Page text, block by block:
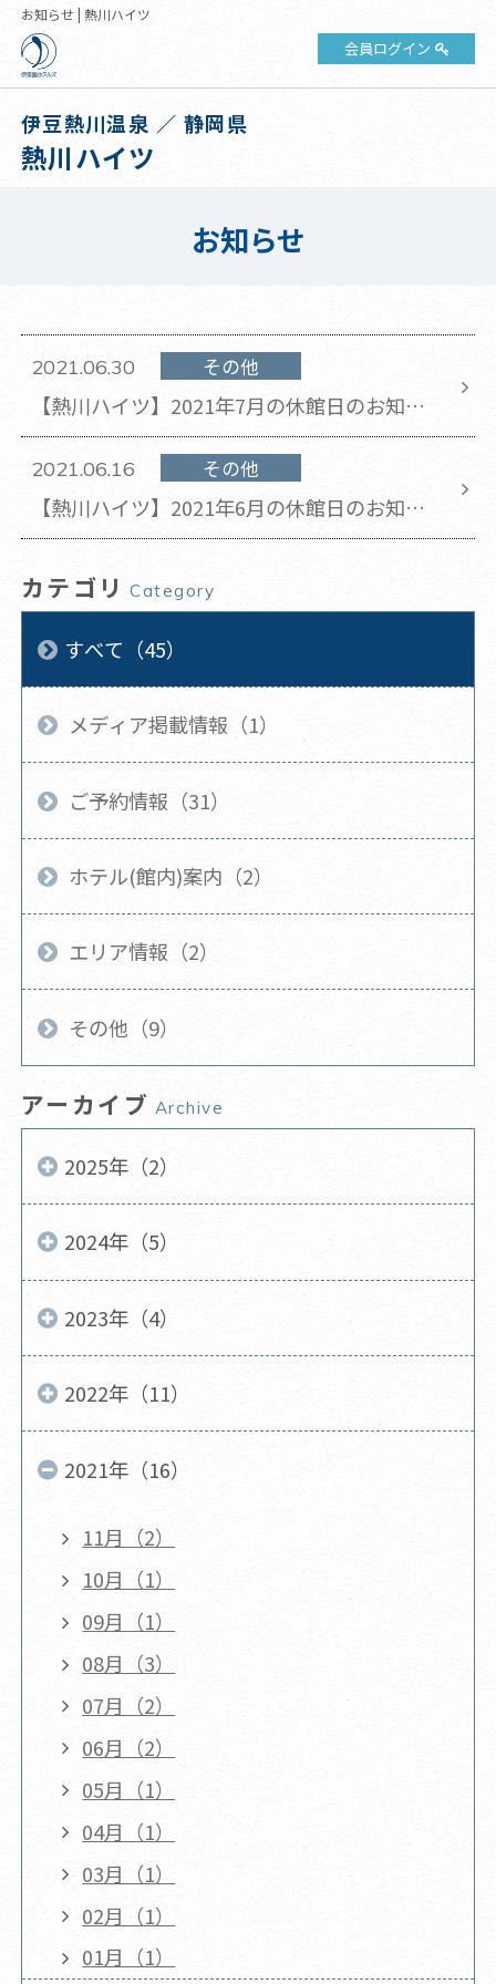
お知らせ | 熱川ハイツ
会員ログイン
伊豆熱川温泉 ／ 静岡県
熱川ハイツ
お知らせ
2021.06.30 その他
【熱川ハイツ】2021年7月の休館日のお知ら
せ
2021.06.16 その他
【熱川ハイツ】2021年6月の休館日のお知ら
せ(2021年6月16日 更新)
カテゴリ Category
すべて（45）
メディア掲載情報（1）
ご予約情報（31）
ホテル(館内)案内（2）
エリア情報（2）
その他（9）
アーカイブ Archive
2025年（2）
2024年（5）
2023年（4）
2022年（11）
2021年（16）
11月（2）
10月（1）
09月（1）
08月（3）
07月（2）
06月（2）
05月（1）
04月（1）
03月（1）
02月（1）
01月（1）